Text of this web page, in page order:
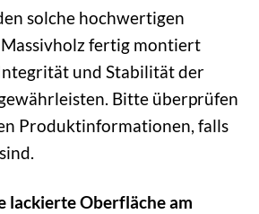
solche hochwertigen
fertig montiert
und Stabilität der
Bitte überprüfen
Produktinformationen, falls
lackierte Oberfläche am